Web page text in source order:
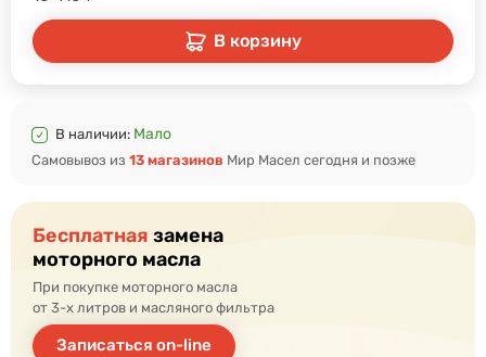
В корзину
В наличии: Мало
Самовывоз из 13 магазинов Мир Масел сегодня и позже
Бесплатная замена
моторного масла
При покупке моторного масла
от 3-х литров и масляного фильтра
Записаться on-line